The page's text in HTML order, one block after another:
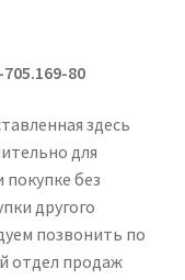
80
здесь
для
покупке без
другого
позвонить по
отдел продаж